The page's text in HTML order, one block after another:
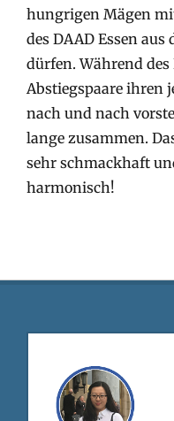
hungrigen Mägen
des DAAD Essen
dürfen. Während des
Abstiegspaare ihren
nach und nach
lange zusammen.
sehr schmackhaft
harmonisch!